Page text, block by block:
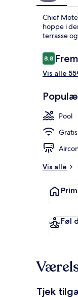
Chief
hoppe i
terrasse
8,88,8 ud af
Vis alle
Pool
Vis alle
Føl
Tjek